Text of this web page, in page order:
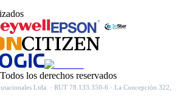
los derechos reservados
Ltda. · RUT 78.133.350-6 · La Concepción 322,